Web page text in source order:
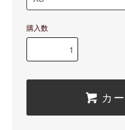
購入数
カ